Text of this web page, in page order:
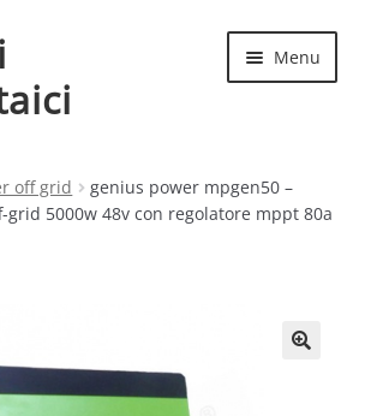
Menu
off grid
genius power mpgen50 –
5000w 48v con regolatore mppt 80a